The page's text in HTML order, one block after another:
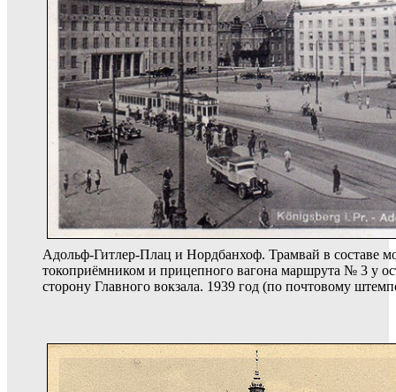
Адольф-Гитлер-Плац и Нордбанхоф. Трамвай в составе
токоприёмником и прицепного вагона маршрута № 3 у
сторону Главного вокзала. 1939 год (по почтовому